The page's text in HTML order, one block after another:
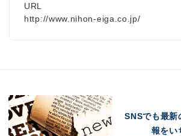
URL
http://www.nihon-eiga.co.jp/
SNSでも最新
報をい